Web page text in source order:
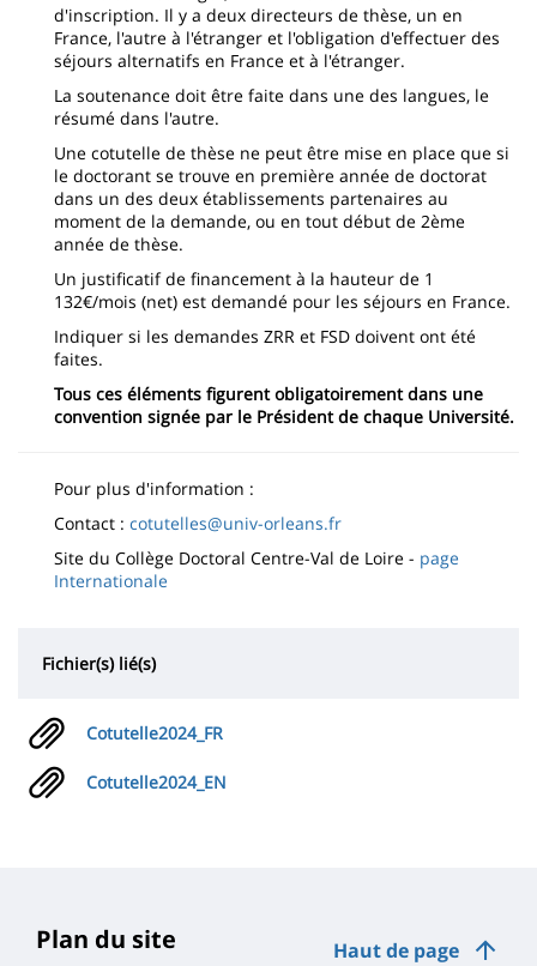
d'inscription. Il y a deux directeurs de thèse, un en
France, l'autre à l'étranger et l'obligation d'effectuer des
séjours alternatifs en France et à l'étranger.
La soutenance doit être faite dans une des langues, le
résumé dans l'autre.
Une cotutelle de thèse ne peut être mise en place que si
le doctorant se trouve en première année de doctorat
dans un des deux établissements partenaires au
moment de la demande, ou en tout début de 2ème
année de thèse.
Un justificatif de financement à la hauteur de 1
132€/mois (net) est demandé pour les séjours en France.
Indiquer si les demandes ZRR et FSD doivent ont été
faites.
Tous ces éléments figurent obligatoirement dans une
convention signée par le Président de chaque Université.
Pour plus d'information :
Contact : cotutelles@univ-orleans.fr
Site du Collège Doctoral Centre-Val de Loire - page
Internationale
Fichier(s) lié(s)
Cotutelle2024_FR
Cotutelle2024_EN
Haut de page
Plan du site